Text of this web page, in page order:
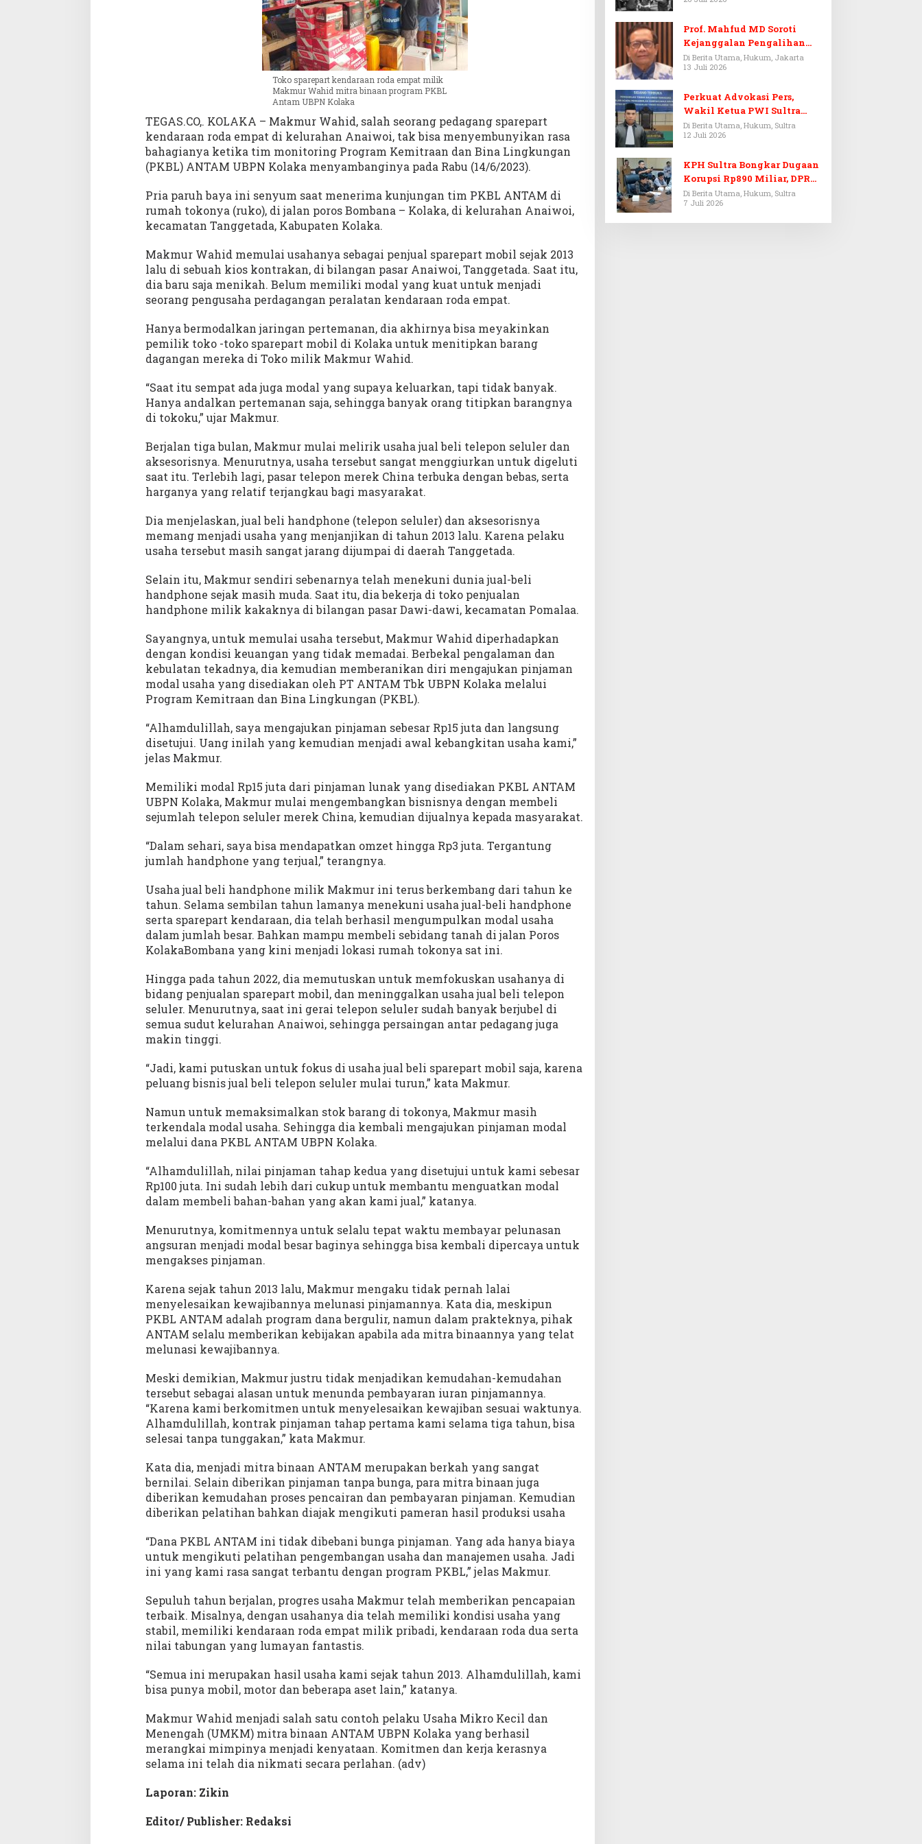
y
a
g
S
k
s
e
M
e
l
a
u
i
P
r
g
r
a
P
K
B
L
Toko sparepart kendaraan roda empat milik
Makmur Wahid mitra binaan program PKBL
Antam UBPN Kolaka
TEGAS.CO,. KOLAKA – Makmur Wahid, salah seorang pedagang sparepart
kendaraan roda empat di kelurahan Anaiwoi, tak bisa menyembunyikan rasa
bahagianya ketika tim monitoring Program Kemitraan dan Bina Lingkungan
(PKBL) ANTAM UBPN Kolaka menyambanginya pada Rabu (14/6/2023).
Pria paruh baya ini senyum saat menerima kunjungan tim PKBL ANTAM di
rumah tokonya (ruko), di jalan poros Bombana – Kolaka, di kelurahan Anaiwoi,
kecamatan Tanggetada, Kabupaten Kolaka.
Makmur Wahid memulai usahanya sebagai penjual sparepart mobil sejak 2013
lalu di sebuah kios kontrakan, di bilangan pasar Anaiwoi, Tanggetada. Saat itu,
dia baru saja menikah. Belum memiliki modal yang kuat untuk menjadi
seorang pengusaha perdagangan peralatan kendaraan roda empat.
Hanya bermodalkan jaringan pertemanan, dia akhirnya bisa meyakinkan
pemilik toko -toko sparepart mobil di Kolaka untuk menitipkan barang
dagangan mereka di Toko milik Makmur Wahid.
“Saat itu sempat ada juga modal yang supaya keluarkan, tapi tidak banyak.
Hanya andalkan pertemanan saja, sehingga banyak orang titipkan barangnya
di tokoku,” ujar Makmur.
Berjalan tiga bulan, Makmur mulai melirik usaha jual beli telepon seluler dan
aksesorisnya. Menurutnya, usaha tersebut sangat menggiurkan untuk digeluti
saat itu. Terlebih lagi, pasar telepon merek China terbuka dengan bebas, serta
harganya yang relatif terjangkau bagi masyarakat.
Dia menjelaskan, jual beli handphone (telepon seluler) dan aksesorisnya
memang menjadi usaha yang menjanjikan di tahun 2013 lalu. Karena pelaku
usaha tersebut masih sangat jarang dijumpai di daerah Tanggetada.
Selain itu, Makmur sendiri sebenarnya telah menekuni dunia jual-beli
handphone sejak masih muda. Saat itu, dia bekerja di toko penjualan
handphone milik kakaknya di bilangan pasar Dawi-dawi, kecamatan Pomalaa.
Sayangnya, untuk memulai usaha tersebut, Makmur Wahid diperhadapkan
dengan kondisi keuangan yang tidak memadai. Berbekal pengalaman dan
kebulatan tekadnya, dia kemudian memberanikan diri mengajukan pinjaman
modal usaha yang disediakan oleh PT ANTAM Tbk UBPN Kolaka melalui
Program Kemitraan dan Bina Lingkungan (PKBL).
“Alhamdulillah, saya mengajukan pinjaman sebesar Rp15 juta dan langsung
disetujui. Uang inilah yang kemudian menjadi awal kebangkitan usaha kami,”
jelas Makmur.
Memiliki modal Rp15 juta dari pinjaman lunak yang disediakan PKBL ANTAM
UBPN Kolaka, Makmur mulai mengembangkan bisnisnya dengan membeli
sejumlah telepon seluler merek China, kemudian dijualnya kepada masyarakat.
“Dalam sehari, saya bisa mendapatkan omzet hingga Rp3 juta. Tergantung
jumlah handphone yang terjual,” terangnya.
Usaha jual beli handphone milik Makmur ini terus berkembang dari tahun ke
tahun. Selama sembilan tahun lamanya menekuni usaha jual-beli handphone
serta sparepart kendaraan, dia telah berhasil mengumpulkan modal usaha
dalam jumlah besar. Bahkan mampu membeli sebidang tanah di jalan Poros
KolakaBombana yang kini menjadi lokasi rumah tokonya sat ini.
Hingga pada tahun 2022, dia memutuskan untuk memfokuskan usahanya di
bidang penjualan sparepart mobil, dan meninggalkan usaha jual beli telepon
seluler. Menurutnya, saat ini gerai telepon seluler sudah banyak berjubel di
semua sudut kelurahan Anaiwoi, sehingga persaingan antar pedagang juga
makin tinggi.
“Jadi, kami putuskan untuk fokus di usaha jual beli sparepart mobil saja, karena
peluang bisnis jual beli telepon seluler mulai turun,” kata Makmur.
Namun untuk memaksimalkan stok barang di tokonya, Makmur masih
terkendala modal usaha. Sehingga dia kembali mengajukan pinjaman modal
melalui dana PKBL ANTAM UBPN Kolaka.
“Alhamdulillah, nilai pinjaman tahap kedua yang disetujui untuk kami sebesar
Rp100 juta. Ini sudah lebih dari cukup untuk membantu menguatkan modal
dalam membeli bahan-bahan yang akan kami jual,” katanya.
Menurutnya, komitmennya untuk selalu tepat waktu membayar pelunasan
angsuran menjadi modal besar baginya sehingga bisa kembali dipercaya untuk
mengakses pinjaman.
Karena sejak tahun 2013 lalu, Makmur mengaku tidak pernah lalai
menyelesaikan kewajibannya melunasi pinjamannya. Kata dia, meskipun
PKBL ANTAM adalah program dana bergulir, namun dalam prakteknya, pihak
ANTAM selalu memberikan kebijakan apabila ada mitra binaannya yang telat
melunasi kewajibannya.
Meski demikian, Makmur justru tidak menjadikan kemudahan-kemudahan
tersebut sebagai alasan untuk menunda pembayaran iuran pinjamannya.
“Karena kami berkomitmen untuk menyelesaikan kewajiban sesuai waktunya.
Alhamdulillah, kontrak pinjaman tahap pertama kami selama tiga tahun, bisa
selesai tanpa tunggakan,” kata Makmur.
Kata dia, menjadi mitra binaan ANTAM merupakan berkah yang sangat
bernilai. Selain diberikan pinjaman tanpa bunga, para mitra binaan juga
diberikan kemudahan proses pencairan dan pembayaran pinjaman. Kemudian
diberikan pelatihan bahkan diajak mengikuti pameran hasil produksi usaha
“Dana PKBL ANTAM ini tidak dibebani bunga pinjaman. Yang ada hanya biaya
untuk mengikuti pelatihan pengembangan usaha dan manajemen usaha. Jadi
ini yang kami rasa sangat terbantu dengan program PKBL,” jelas Makmur.
Sepuluh tahun berjalan, progres usaha Makmur telah memberikan pencapaian
terbaik. Misalnya, dengan usahanya dia telah memiliki kondisi usaha yang
stabil, memiliki kendaraan roda empat milik pribadi, kendaraan roda dua serta
nilai tabungan yang lumayan fantastis.
“Semua ini merupakan hasil usaha kami sejak tahun 2013. Alhamdulillah, kami
bisa punya mobil, motor dan beberapa aset lain,” katanya.
Makmur Wahid menjadi salah satu contoh pelaku Usaha Mikro Kecil dan
Menengah (UMKM) mitra binaan ANTAM UBPN Kolaka yang berhasil
merangkai mimpinya menjadi kenyataan. Komitmen dan kerja kerasnya
selama ini telah dia nikmati secara perlahan. (adv)
Laporan: Zikin
Editor/ Publisher: Redaksi
Prof. Mahfud MD Soroti
Kejanggalan Pengalihan
Penyelidikan Tersangka
Febrie Adriansyah
Di Berita Utama, Hukum, Jakarta
13 Juli 2026
Perkuat Advokasi Pers,
Wakil Ketua PWI Sultra
Resmi Dilantik Menjadi
Advokat PERADI
Di Berita Utama, Hukum, Sultra
12 Juli 2026
KPH Sultra Bongkar Dugaan
Korupsi Rp890 Miliar, DPRD
Sultra Gelar RDP
Di Berita Utama, Hukum, Sultra
7 Juli 2026